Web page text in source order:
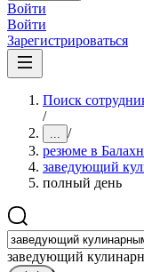
Войти
Войти
Зарегистрироваться
Поиск
/
... /
резюме в
заведующий
полный день
заведующий